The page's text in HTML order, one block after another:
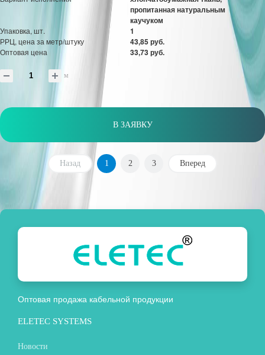
пропитанная натуральным
каучуком
Упаковка, шт. 1
РРЦ, цена за метр/штуку 43,85 руб.
Оптовая цена 33,73 руб.
м
В ЗАЯВКУ
Назад 1 2 3 Вперед
Оптовая продажа кабельной продукции
ELETEC SYSTEMS
Новости